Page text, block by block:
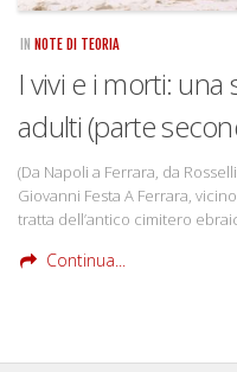
IN NOTE DI TEORIA
I vivi e i morti:
adulti (parte
(Da Napoli a Ferrara, da
Giovanni Festa A Ferrara,
tratta dell’antico cimitero
Continua...